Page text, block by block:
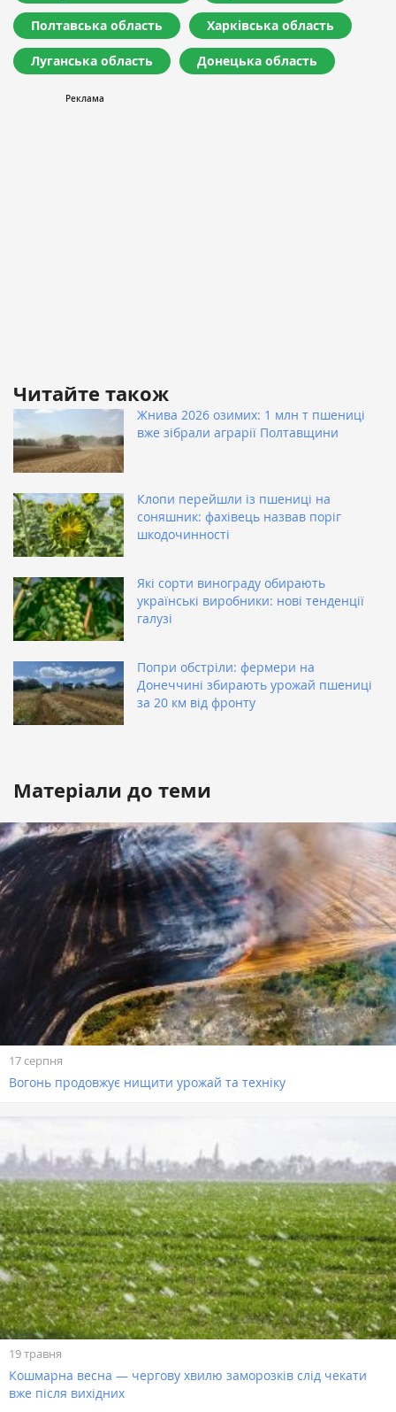
Полтавська область Харківська область
Луганська область Донецька область
Читайте також
Жнива 2026 озимих: 1 млн т пшениці
вже зібрали аграрії Полтавщини
Клопи перейшли із пшениці на
соняшник: фахівець назвав поріг
шкодочинності
Які сорти винограду обирають
українські виробники: нові тенденції
галузі
Попри обстріли: фермери на
Донеччині збирають урожай пшениці
за 20 км від фронту
Матеріали до теми
17 серпня
Вогонь продовжує нищити урожай та техніку
19 травня
Кошмарна весна — чергову хвилю заморозків слід чекати
вже після вихідних